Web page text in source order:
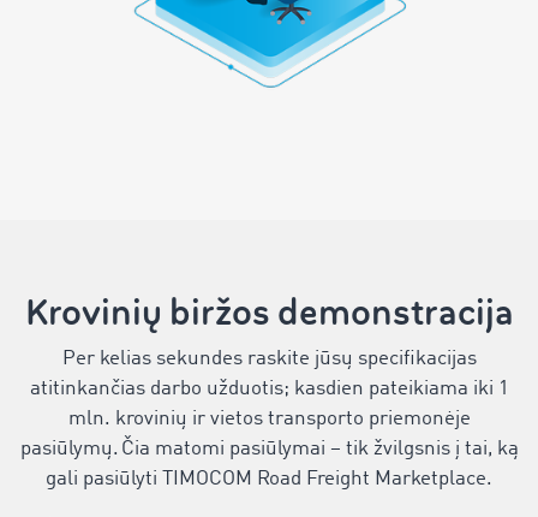
Krovinių biržos demonstracija
Per kelias sekundes raskite jūsų specifikacijas
atitinkančias darbo užduotis; kasdien pateikiama iki 1
mln. krovinių ir vietos transporto priemonėje
pasiūlymų. Čia matomi pasiūlymai – tik žvilgsnis į tai, ką
gali pasiūlyti TIMOCOM Road Freight Marketplace.